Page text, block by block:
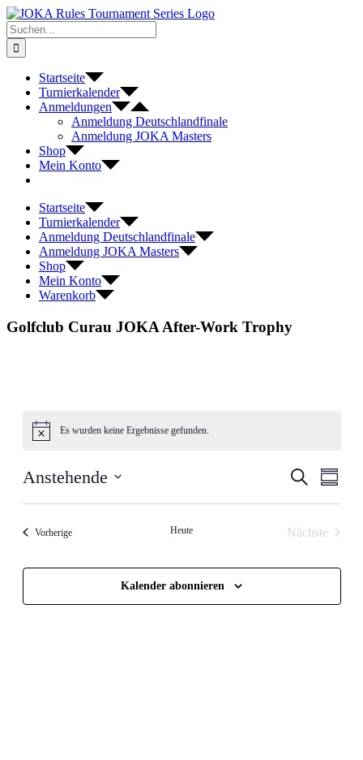
Zum
Inhalt
springen
Suche
nach:
Startseite
Turnierkalender
Anmeldungen
Anmeldung Deutschlandfinale
Anmeldung JOKA Masters
Shop
Mein Konto
Startseite
Turnierkalender
Anmeldung Deutschlandfinale
Anmeldung JOKA Masters
Shop
Mein Konto
Warenkorb
Golfclub Curau JOKA After-Work Trophy
HinweisEs wurden keine Ergebnisse gefunden.
Suche
Anstehende
VorherigeVeranstaltungen Heute
Nächste
Kalender abonnieren